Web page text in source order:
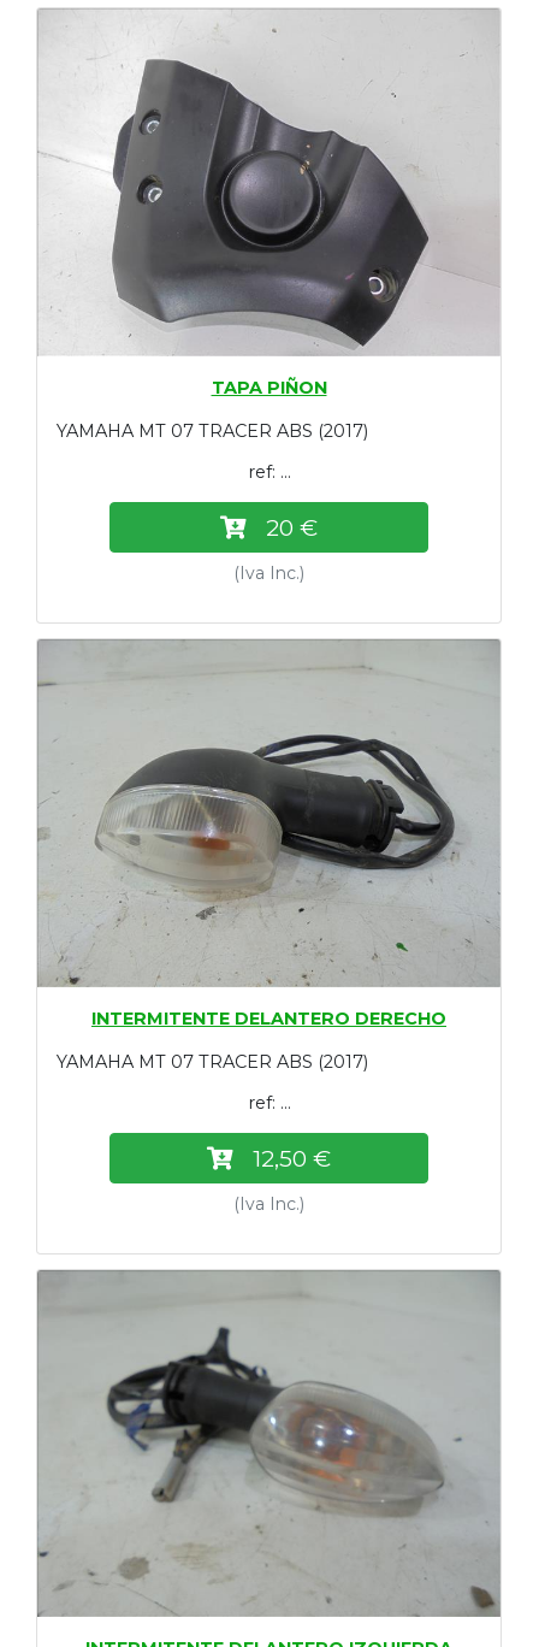
TAPA PIÑON
YAMAHA MT 07 TRACER ABS (2017)
ref: ...
20 €
(Iva Inc.)
INTERMITENTE DELANTERO DERECHO
YAMAHA MT 07 TRACER ABS (2017)
ref: ...
12,50 €
(Iva Inc.)